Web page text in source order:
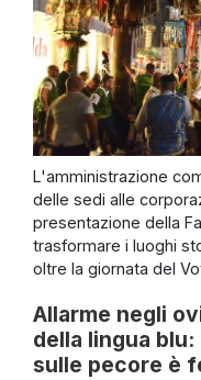
L'amministrazione
delle sedi alle
presentazione della
trasformare i luoghi
oltre la giornata del
Allarme negli
della lingua
sulle pecore è